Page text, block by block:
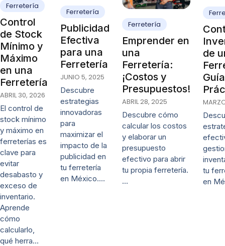
Ferretería
Control
de Stock
Mínimo y
Máximo
en una
Ferretería
ABRIL 30, 2026
El control de
stock mínimo
y máximo en
ferreterías es
clave para
evitar
desabasto y
exceso de
inventario.
Aprende
cómo
calcularlo,
qué herra…
Ferretería
Publicidad
Efectiva
para una
Ferretería
JUNIO 5, 2025
Descubre
estrategias
innovadoras
para
maximizar el
impacto de la
publicidad en
tu ferretería
en México.…
Ferretería
Emprender en
una
Ferretería:
¡Costos y
Presupuestos!
ABRIL 28, 2025
Descubre cómo
calcular los costos
y elaborar un
presupuesto
efectivo para abrir
tu propia ferretería.
…
de
Guía
tu
en